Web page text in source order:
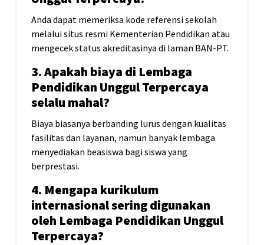
Anda dapat memeriksa kode referensi sekolah
melalui situs resmi Kementerian Pendidikan atau
mengecek status akreditasinya di laman BAN-PT.
3. Apakah biaya di Lembaga
Pendidikan Unggul Terpercaya
selalu mahal?
Biaya biasanya berbanding lurus dengan kualitas
fasilitas dan layanan, namun banyak lembaga
menyediakan beasiswa bagi siswa yang
berprestasi.
4. Mengapa kurikulum
internasional sering digunakan
oleh Lembaga Pendidikan Unggul
Terpercaya?